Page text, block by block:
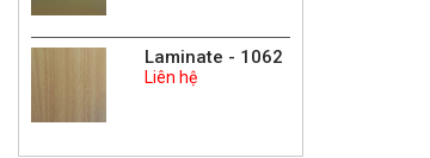
Laminate - 1062
Liên hệ